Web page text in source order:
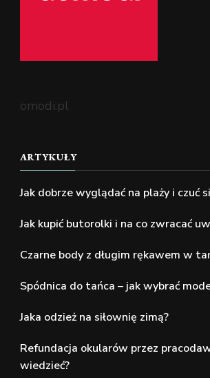
omodi.pl
ARTYKUŁY
Jak dobrze wyglądać na plaży i czuć
Jak kupić butorolki i na co zwracać
Czarne body z długim rękawem w
Spódnica do tańca – jak wybrać
Jaka odzież na siłownię zimą?
Refundacja okularów przez
wiedzieć?